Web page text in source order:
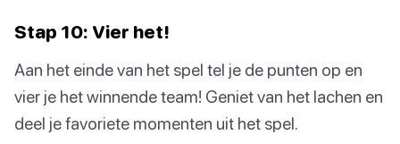
Stap 10: Vier het!
Aan het einde van het spel tel je de punten op en
vier je het winnende team! Geniet van het lachen en
deel je favoriete momenten uit het spel.